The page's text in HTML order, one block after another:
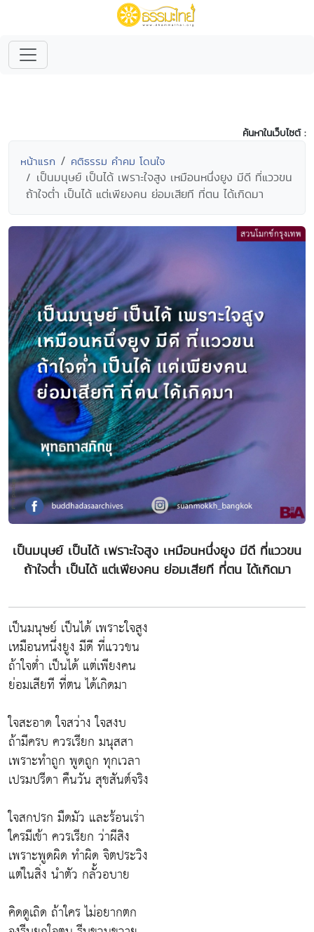
ค้นหาในเว็บไซต์ :
หน้าแรก คติธรรม คำคม โดนใจ
เป็นมนุษย์ เป็นได้ เพราะใจสูง เหมือนหนึ่งยูง มีดี ที่แววขน
ถ้าใจต่ำ เป็นได้ แต่เพียงคน ย่อมเสียที ที่ตน ได้เกิดมา
เป็นมนุษย์ เป็นได้ เพราะใจสูง เหมือนหนึ่งยูง มีดี ที่แววขน
ถ้าใจต่ำ เป็นได้ แต่เพียงคน ย่อมเสียที ที่ตน ได้เกิดมา
เป็นมนุษย์ เป็นได้ เพราะใจสูง
เหมือนหนึ่งยูง มีดี ที่แววขน
ถ้าใจต่ำ เป็นได้ แต่เพียงคน
ย่อมเสียที ที่ตน ได้เกิดมา
ใจสะอาด ใจสว่าง ใจสงบ
ถ้ามีครบ ควรเรียก มนุสสา
เพราะทำถูก พูดถูก ทุกเวลา
เปรมปรีดา คืนวัน สุขสันต์จริง
ใจสกปรก มืดมัว และร้อนเร่า
ใครมีเข้า ควรเรียก ว่าผีสิง
เพราะพูดผิด ทำผิด จิตประวิง
แต่ในสิ่ง นำตัว กลั้วอบาย
คิดดูเถิด ถ้าใคร ไม่อยากตก